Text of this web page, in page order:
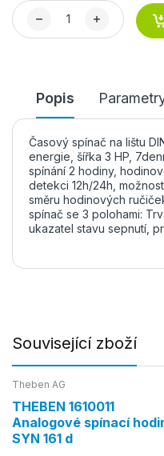
Popis
Časový spínač na lištu
energie, šířka 3 HP,
spínání 2 hodiny,
detekci 12h/24h,
směru hodinových
spínač se 3 polohami:
ukazatel stavu sepnutí,
Související zboží
Theben AG
THEBEN 1610011
Analogové spínací
SYN 161 d